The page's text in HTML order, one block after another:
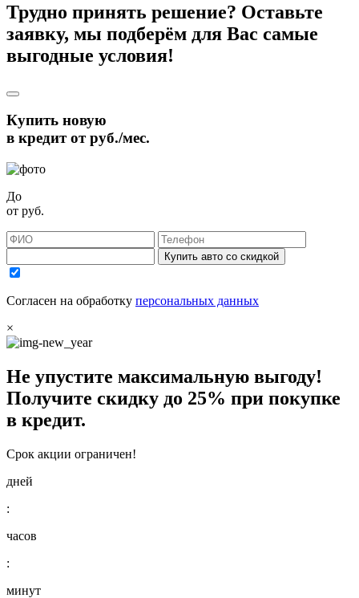
Трудно принять решение? Оставьте
заявку, мы подберём для Вас самые
выгодные условия!
Купить новую
в кредит отруб./мес.
До
от руб.
Купить авто со скидкой
Согласен на обработку персональных данных
×
Не упустите максимальную выгоду!
Получите скидку до 25% при покупке
в кредит.
Срок акции ограничен!
дней
:
часов
:
минут